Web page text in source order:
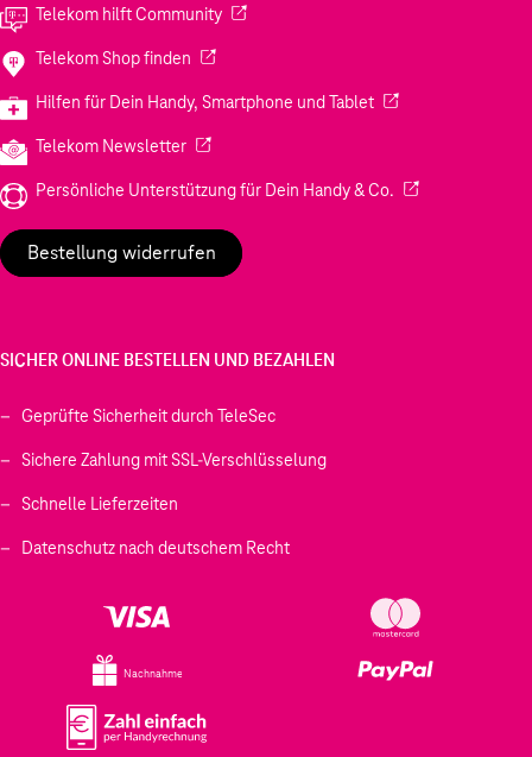
Telekom hilft Community(Wird in einem neuen Tab geöffnet)
Telekom Shop finden (Wird in einem neuen Tab geöffnet)
Hilfen für Dein Handy, Smartphone und Tablet(Wird in einem
Telekom Newsletter(Wird in einem neuen Tab geöffnet)
Persönliche Unterstützung für Dein Handy & Co. (Wird in einem
Bestellung widerrufen
SICHER ONLINE BESTELLEN UND BEZAHLEN
Geprüfte Sicherheit durch TeleSec
Sichere Zahlung mit SSL-Verschlüsselung
Schnelle Lieferzeiten
Datenschutz nach deutschem Recht
Nachnahme